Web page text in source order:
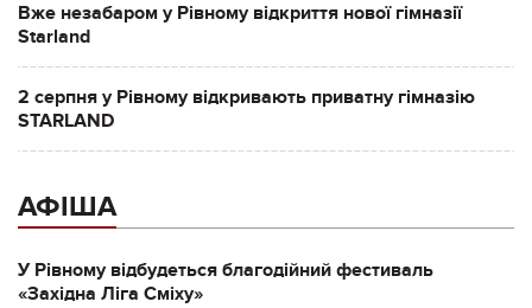
Вже незабаром у Рівному відкриття нової гімназії
Starland
2 серпня у Рівному відкривають приватну гімназію
STARLAND
АФІША
У Рівному відбудеться благодійний фестиваль
«Західна Ліга Сміху»